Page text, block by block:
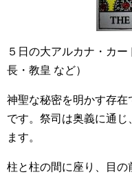
５日の大アルカナ・カー
長・教皇 など）
神聖な秘密を明かす存
です。祭司は奥義に通
ます。
柱と柱の間に座り、目